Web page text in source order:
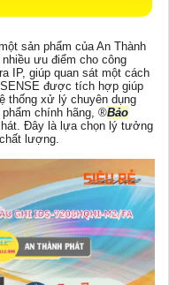
sản phẩm của An Thành
ưu điểm cho công
IP, giúp quan sát một cách
được tích hợp giúp
thống xử lý chuyên dụng
chính hãng, ®️Bảo
Đây là lựa chọn lý tưởng
lượng.